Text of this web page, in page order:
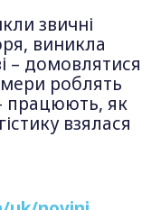
звичні
виникла
– домовлятися
роблять
працюють, як
взялася